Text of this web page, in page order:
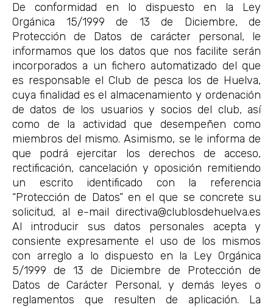
De conformidad en lo dispuesto en la Ley
Orgánica 15/1999 de 13 de Diciembre, de
Protección de Datos de carácter personal, le
informamos que los datos que nos facilite serán
incorporados a un fichero automatizado del que
es responsable el Club de pesca los de Huelva,
cuya finalidad es el almacenamiento y ordenación
de datos de los usuarios y socios del club, así
como de la actividad que desempeñen como
miembros del mismo. Asimismo, se le informa de
que podrá ejercitar los derechos de acceso,
rectificación, cancelación y oposición remitiendo
un escrito identificado con la referencia
“Protección de Datos” en el que se concrete su
solicitud, al e-mail directiva@clublosdehuelva.es
Al introducir sus datos personales acepta y
consiente expresamente el uso de los mismos
con arreglo a lo dispuesto en la Ley Orgánica
5/1999 de 13 de Diciembre de Protección de
Datos de Carácter Personal, y demás leyes o
reglamentos que resulten de aplicación. La